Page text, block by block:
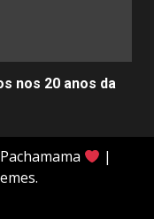
nos 20 anos da
|